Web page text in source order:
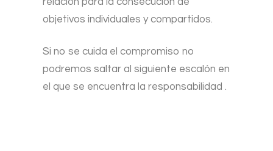
objetivos individuales y compartidos.
Si no se cuida el compromiso no
podremos saltar al siguiente escalón en
el que se encuentra la responsabilidad .